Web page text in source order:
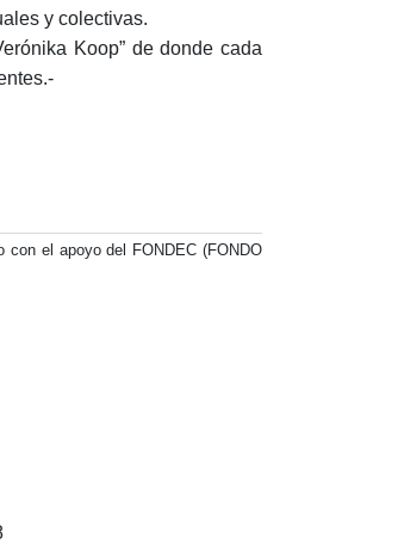
y colectivas.
Koop” de donde cada
con el apoyo del FONDEC (FONDO